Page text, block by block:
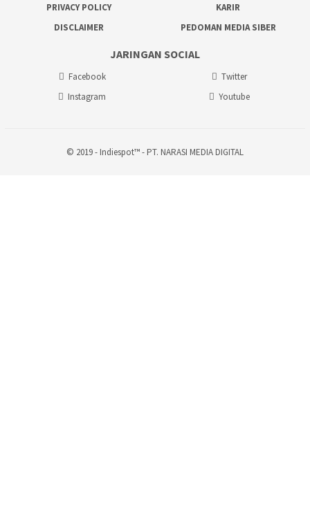
PRIVACY POLICY
KARIR
DISCLAIMER
PEDOMAN MEDIA SIBER
JARINGAN SOCIAL
Facebook
Twitter
Instagram
Youtube
© 2019 - Indiespot™ - PT. NARASI MEDIA DIGITAL